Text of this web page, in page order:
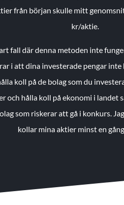
från början skulle mitt
kr/aktie.
fall där denna metoden inte
i att dina investerade pengar inte
koll på de bolag som du
och hålla koll på ekonomi i landet
som riskerar att gå i konkurs.
kollar mina aktier minst en